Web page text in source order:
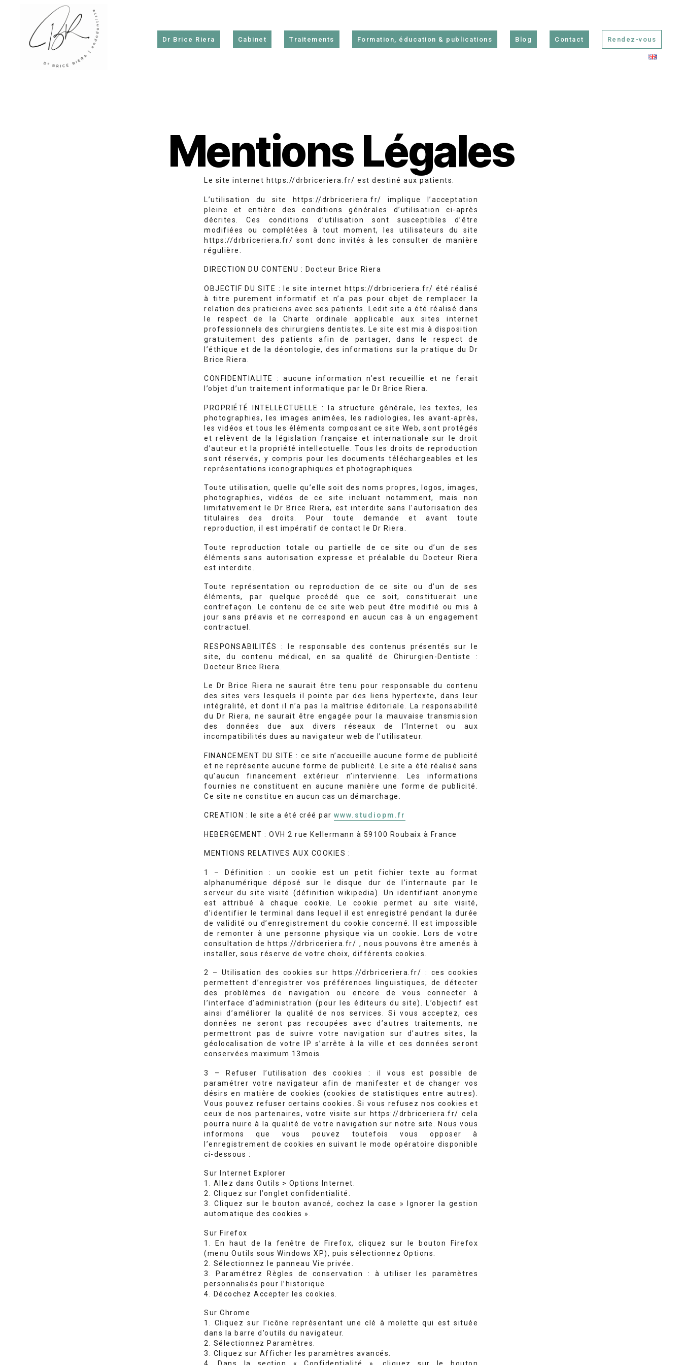
Dr Brice Riera Cabinet Traitements Formation, éducation & publications Blog Contact Rendez-vous
Mentions Légales
Le site internet https://drbriceriera.fr/ est destiné aux patients.
L’utilisation du site https://drbriceriera.fr/ implique l’acceptation
pleine et entière des conditions générales d’utilisation ci-après
décrites. Ces conditions d’utilisation sont susceptibles d’être
modifiées ou complétées à tout moment, les utilisateurs du site
https://drbriceriera.fr/ sont donc invités à les consulter de manière
régulière.
DIRECTION DU CONTENU : Docteur Brice Riera
OBJECTIF DU SITE : le site internet https://drbriceriera.fr/ été réalisé
à titre purement informatif et n’a pas pour objet de remplacer la
relation des praticiens avec ses patients. Ledit site a été réalisé dans
le respect de la Charte ordinale applicable aux sites internet
professionnels des chirurgiens dentistes. Le site est mis à disposition
gratuitement des patients afin de partager, dans le respect de
l’éthique et de la déontologie, des informations sur la pratique du Dr
Brice Riera.
CONFIDENTIALITE : aucune information n’est recueillie et ne ferait
l’objet d’un traitement informatique par le Dr Brice Riera.
PROPRIÉTÉ INTELLECTUELLE : la structure générale, les textes, les
photographies, les images animées, les radiologies, les avant-après,
les vidéos et tous les éléments composant ce site Web, sont protégés
et relèvent de la législation française et internationale sur le droit
d’auteur et la propriété intellectuelle. Tous les droits de reproduction
sont réservés, y compris pour les documents téléchargeables et les
représentations iconographiques et photographiques.
Toute utilisation, quelle qu’elle soit des noms propres, logos, images,
photographies, vidéos de ce site incluant notamment, mais non
limitativement le Dr Brice Riera, est interdite sans l’autorisation des
titulaires des droits. Pour toute demande et avant toute
reproduction, il est impératif de contact le Dr Riera.
Toute reproduction totale ou partielle de ce site ou d’un de ses
éléments sans autorisation expresse et préalable du Docteur Riera
est interdite.
Toute représentation ou reproduction de ce site ou d’un de ses
éléments, par quelque procédé que ce soit, constituerait une
contrefaçon. Le contenu de ce site web peut être modifié ou mis à
jour sans préavis et ne correspond en aucun cas à un engagement
contractuel.
RESPONSABILITÉS : le responsable des contenus présentés sur le
site, du contenu médical, en sa qualité de Chirurgien-Dentiste :
Docteur Brice Riera.
Le Dr Brice Riera ne saurait être tenu pour responsable du contenu
des sites vers lesquels il pointe par des liens hypertexte, dans leur
intégralité, et dont il n’a pas la maîtrise éditoriale. La responsabilité
du Dr Riera, ne saurait être engagée pour la mauvaise transmission
des données due aux divers réseaux de l’Internet ou aux
incompatibilités dues au navigateur web de l’utilisateur.
FINANCEMENT DU SITE : ce site n’accueille aucune forme de publicité
et ne représente aucune forme de publicité. Le site a été réalisé sans
qu’aucun financement extérieur n’intervienne. Les informations
fournies ne constituent en aucune manière une forme de publicité.
Ce site ne constitue en aucun cas un démarchage.
CREATION : le site a été créé par www.studiopm.fr
HEBERGEMENT : OVH 2 rue Kellermann à 59100 Roubaix à France
MENTIONS RELATIVES AUX COOKIES :
1 – Définition : un cookie est un petit fichier texte au format
alphanumérique déposé sur le disque dur de l’internaute par le
serveur du site visité (définition wikipedia). Un identifiant anonyme
est attribué à chaque cookie. Le cookie permet au site visité,
d’identifier le terminal dans lequel il est enregistré pendant la durée
de validité ou d’enregistrement du cookie concerné. Il est impossible
de remonter à une personne physique via un cookie. Lors de votre
consultation de https://drbriceriera.fr/ , nous pouvons être amenés à
installer, sous réserve de votre choix, différents cookies.
2 – Utilisation des cookies sur https://drbriceriera.fr/ : ces cookies
permettent d’enregistrer vos préférences linguistiques, de détecter
des problèmes de navigation ou encore de vous connecter à
l’interface d’administration (pour les éditeurs du site). L’objectif est
ainsi d’améliorer la qualité de nos services. Si vous acceptez, ces
données ne seront pas recoupées avec d’autres traitements, ne
permettront pas de suivre votre navigation sur d’autres sites, la
géolocalisation de votre IP s’arrête à la ville et ces données seront
conservées maximum 13mois.
3 – Refuser l’utilisation des cookies : il vous est possible de
paramétrer votre navigateur afin de manifester et de changer vos
désirs en matière de cookies (cookies de statistiques entre autres).
Vous pouvez refuser certains cookies. Si vous refusez nos cookies et
ceux de nos partenaires, votre visite sur https://drbriceriera.fr/ cela
pourra nuire à la qualité de votre navigation sur notre site. Nous vous
informons que vous pouvez toutefois vous opposer à
l’enregistrement de cookies en suivant le mode opératoire disponible
ci-dessous :
Sur Internet Explorer
1. Allez dans Outils > Options Internet.
2. Cliquez sur l’onglet confidentialité.
3. Cliquez sur le bouton avancé, cochez la case » Ignorer la gestion
automatique des cookies ».
Sur Firefox
1. En haut de la fenêtre de Firefox, cliquez sur le bouton Firefox
(menu Outils sous Windows XP), puis sélectionnez Options.
2. Sélectionnez le panneau Vie privée.
3. Paramétrez Règles de conservation : à utiliser les paramètres
personnalisés pour l’historique.
4. Décochez Accepter les cookies.
Sur Chrome
1. Cliquez sur l’icône représentant une clé à molette qui est située
dans la barre d’outils du navigateur.
2. Sélectionnez Paramètres.
3. Cliquez sur Afficher les paramètres avancés.